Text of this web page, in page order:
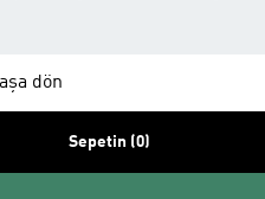
dön
Sepetin (0)